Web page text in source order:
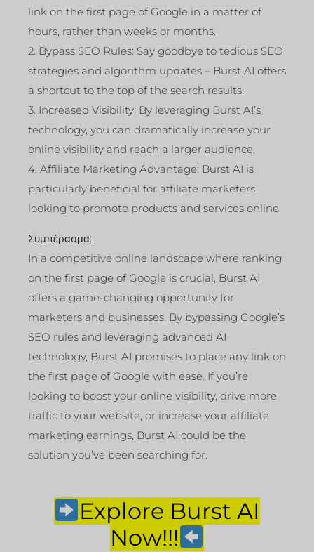
link on the first page of Google in a matter of
hours, rather than weeks or months.
2. Bypass SEO Rules: Say goodbye to tedious SEO
strategies and algorithm updates – Burst AI offers
a shortcut to the top of the search results.
3. Increased Visibility: By leveraging Burst AI’s
technology, you can dramatically increase your
online visibility and reach a larger audience.
4. Affiliate Marketing Advantage: Burst AI is
particularly beneficial for affiliate marketers
looking to promote products and services online.
Συμπέρασμα:
In a competitive online landscape where ranking
on the first page of Google is crucial, Burst AI
offers a game-changing opportunity for
marketers and businesses. By bypassing Google’s
SEO rules and leveraging advanced AI
technology, Burst AI promises to place any link on
the first page of Google with ease. If you’re
looking to boost your online visibility, drive more
traffic to your website, or increase your affiliate
marketing earnings, Burst AI could be the
solution you’ve been searching for.
Explore Burst AI
Now!!!